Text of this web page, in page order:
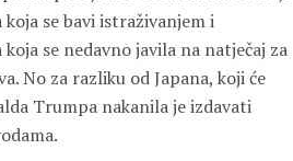
se bavi istraživanjem i
se nedavno javila na natječaj za
No za razliku od Japana, koji će
Trumpa nakanila je izdavati